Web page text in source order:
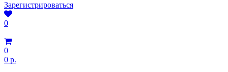
Зарегистрироваться
0
0
0 р.